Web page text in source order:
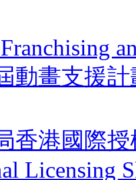
動畫支援
香港國際
Licensing